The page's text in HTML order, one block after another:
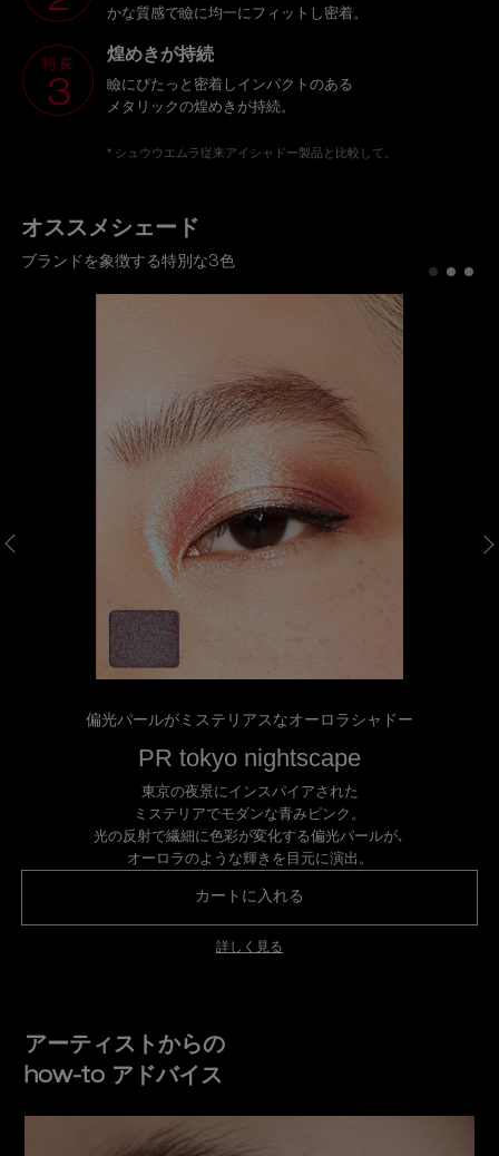
かな質感で瞼に均一にフィットし密着。
煌めきが持続
瞼にぴたっと密着しインパクトのある
メタリックの煌めきが持続。
* シュウウエムラ従来アイシャドー製品と比較して。
オススメシェード
ブランドを象徴する特別な3色
偏光パールがミステリアスなオーロラシャドー
PR tokyo nightscape
東京の夜景にインスパイアされた
ミステリアでモダンな青みピンク。
光の反射で繊細に色彩が変化する偏光パールが､
オーロラのような輝きを目元に演出。
カートに入れる
詳しく見る
アーティストからの
how-to アドバイス